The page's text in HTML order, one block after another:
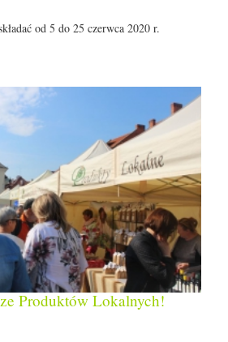
od 5 do 25 czerwca 2020 r.
Produktów Lokalnych!